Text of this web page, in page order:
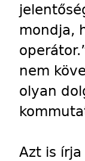
mondja,
nem
olyan
Azt is